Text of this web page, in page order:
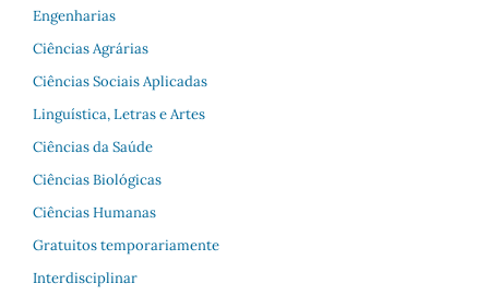
Engenharias
Ciências Agrárias
Ciências Sociais Aplicadas
Linguística, Letras e Artes
Ciências da Saúde
Ciências Biológicas
Ciências Humanas
Gratuitos temporariamente
Interdisciplinar